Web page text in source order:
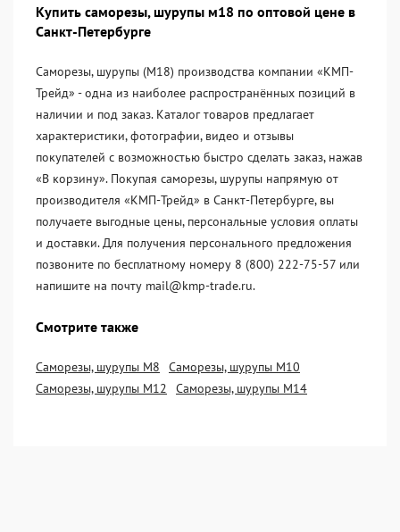
Купить саморезы, шурупы м18 по оптовой цене в
Санкт-Петербурге
Саморезы, шурупы (М18) производства компании «KМП-
Трейд» - одна из наиболее распространённых позиций в
наличии и под заказ. Каталог товаров предлагает
характеристики, фотографии, видео и отзывы
покупателей с возможностью быстро сделать заказ, нажав
«В корзину». Покупая саморезы, шурупы напрямую от
производителя «KМП-Трейд» в Санкт-Петербурге, вы
получаете выгодные цены, персональные условия оплаты
и доставки. Для получения персонального предложения
позвоните по бесплатному номеру 8 (800) 222-75-57 или
напишите на почту mail@kmp-trade.ru.
Смотрите также
Саморезы, шурупы М8
Саморезы, шурупы М10
Саморезы, шурупы М12
Саморезы, шурупы М14